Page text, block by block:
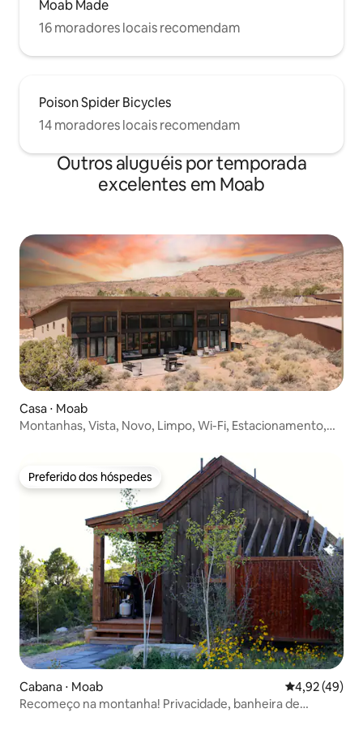
Moab Made
16 moradores locais recomendam
Poison Spider Bicycles
14 moradores locais recomendam
Outros aluguéis por temporada
excelentes em Moab
Casa ⋅ Moab
Montanhas, Vista, Novo, Limpo, Wi-Fi, Estacionamento,
Preferido dos hóspedes
Preferido dos hóspedes
Cabana ⋅ Moab 4,92 de uma
4,92 (49)
Recomeço na montanha! Privacidade, banheira de